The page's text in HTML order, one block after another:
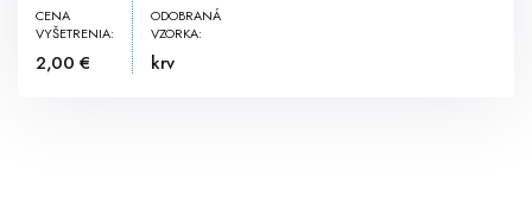
CENA
VYŠETRENIA:
2,00 €
ODOBRANÁ
VZORKA:
krv